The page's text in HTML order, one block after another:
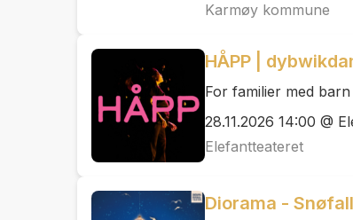
Karmøy kommune
HÅPP |
For familier med
28.11.2026 14:00 @
Elefantteateret
Diorama - Snøfall